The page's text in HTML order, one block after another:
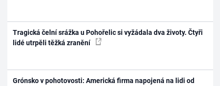
Tragická čelní srážka u Pohořelic si vyžádala dva životy. Čtyři
lidé utrpěli těžká zranění
Grónsko v pohotovosti: Americká firma napojená na lidi od